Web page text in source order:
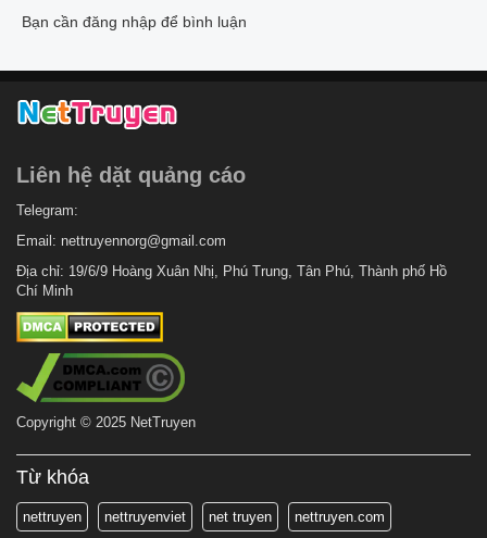
Bạn cần đăng nhập để bình luận
Liên hệ dặt quảng cáo
Telegram:
Email: nettruyennorg@gmail.com
Địa chỉ: 19/6/9 Hoàng Xuân Nhị, Phú Trung, Tân Phú, Thành phố Hồ
Chí Minh
Copyright © 2025 NetTruyen
Từ khóa
nettruyen nettruyenviet net truyen nettruyen.com